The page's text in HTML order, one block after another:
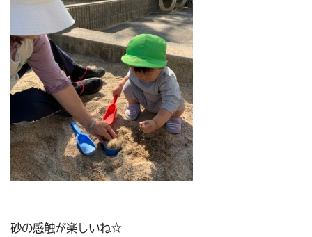
砂の感触が楽しいね☆